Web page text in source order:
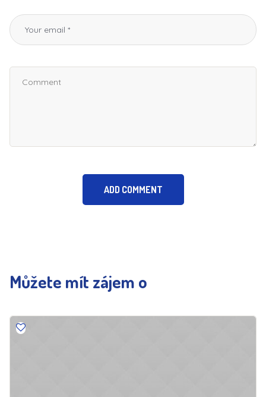
Můžete mít zájem o